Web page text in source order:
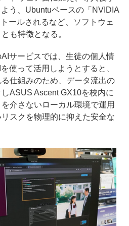
う、Ubuntuベースの「NVIDIA
ールされるなど、ソフトウェ
も特徴となる。
サービスでは、生徒の個人情
使って活用しようとすると、
仕組みのため、データ流出の
ASUS Ascent GX10を校内に
介さないローカル環境で運用
スクを物理的に抑えた安全な